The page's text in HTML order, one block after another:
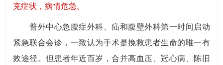
克症状，病情危急。
普外中心急腹症外科、疝和腹壁外科第一时间启动
紧急联合会诊，一致认为手术是挽救患者生命的唯一有
效途径。但患者年近百岁，合并高血压、冠心病、陈旧